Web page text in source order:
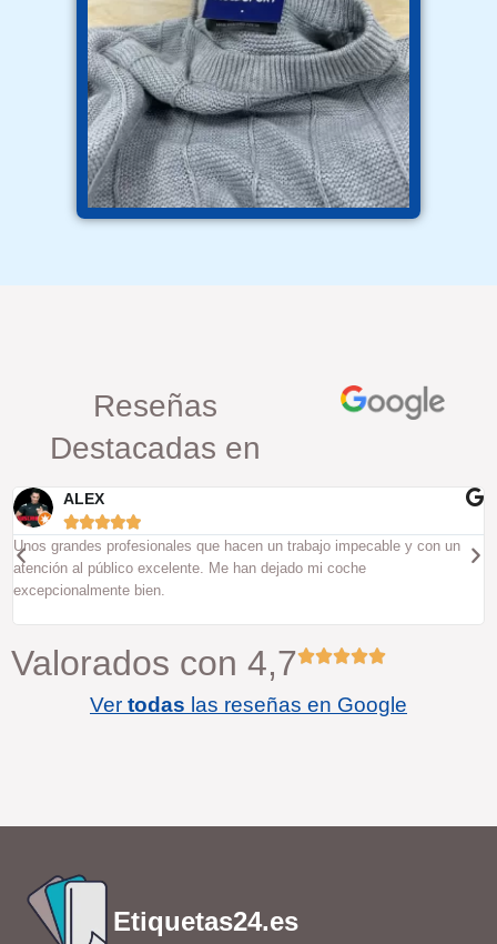
Reseñas
Destacadas en
ALEX

Unos grandes profesionales que hacen un trabajo impecable y con un
atención al público excelente. Me han dejado mi coche
excepcionalmente bien.
Valorados con 4,7
Ver todas las reseñas en Google
Etiquetas24.es